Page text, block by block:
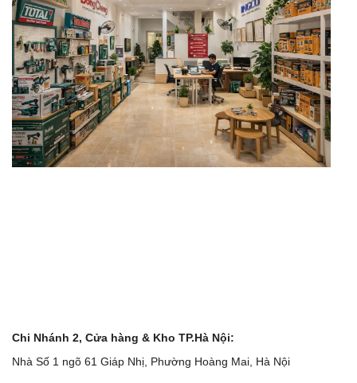
Chi Nhánh 2, Cửa hàng & Kho TP.Hà Nội:
Nhà Số 1 ngõ 61 Giáp Nhị, Phường Hoàng Mai, Hà Nội